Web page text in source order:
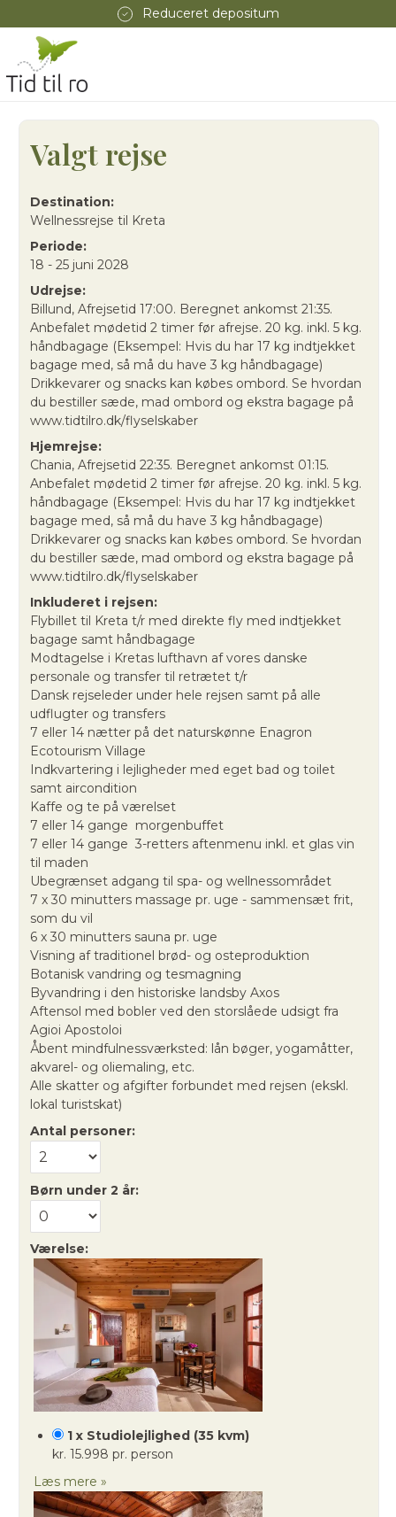
Reduceret depositum
Valgt rejse
Destination:
Wellnessrejse til Kreta
Periode:
18 - 25 juni 2028
Udrejse:
Billund, Afrejsetid 17:00. Beregnet ankomst 21:35.
Anbefalet mødetid 2 timer før afrejse. 20 kg. inkl. 5 kg.
håndbagage (Eksempel: Hvis du har 17 kg indtjekket
bagage med, så må du have 3 kg håndbagage)
Drikkevarer og snacks kan købes ombord. Se hvordan
du bestiller sæde, mad ombord og ekstra bagage på
www.tidtilro.dk/flyselskaber
Hjemrejse:
Chania, Afrejsetid 22:35. Beregnet ankomst 01:15.
Anbefalet mødetid 2 timer før afrejse. 20 kg. inkl. 5 kg.
håndbagage (Eksempel: Hvis du har 17 kg indtjekket
bagage med, så må du have 3 kg håndbagage)
Drikkevarer og snacks kan købes ombord. Se hvordan
du bestiller sæde, mad ombord og ekstra bagage på
www.tidtilro.dk/flyselskaber
Inkluderet i rejsen:
Flybillet til Kreta t/r med direkte fly med indtjekket
bagage samt håndbagage
Modtagelse i Kretas lufthavn af vores danske
personale og transfer til retrætet t/r
Dansk rejseleder under hele rejsen samt på alle
udflugter og transfers
7 eller 14 nætter på det naturskønne Enagron
Ecotourism Village
Indkvartering i lejligheder med eget bad og toilet
samt aircondition
Kaffe og te på værelset
7 eller 14 gange morgenbuffet
7 eller 14 gange 3-retters aftenmenu inkl. et glas vin
til maden
Ubegrænset adgang til spa- og wellnessområdet
7 x 30 minutters massage pr. uge - sammensæt frit,
som du vil
6 x 30 minutters sauna pr. uge
Visning af traditionel brød- og osteproduktion
Botanisk vandring og tesmagning
Byvandring i den historiske landsby Axos
Aftensol med bobler ved den storslåede udsigt fra
Agioi Apostoloi
Åbent mindfulnessværksted: lån bøger, yogamåtter,
akvarel- og oliemaling, etc.
Alle skatter og afgifter forbundet med rejsen (ekskl.
lokal turistskat)
Antal personer:
Børn under 2 år:
Værelse:
1 x Studiolejlighed (35 kvm)
kr. 15.998 pr. person
Læs mere »